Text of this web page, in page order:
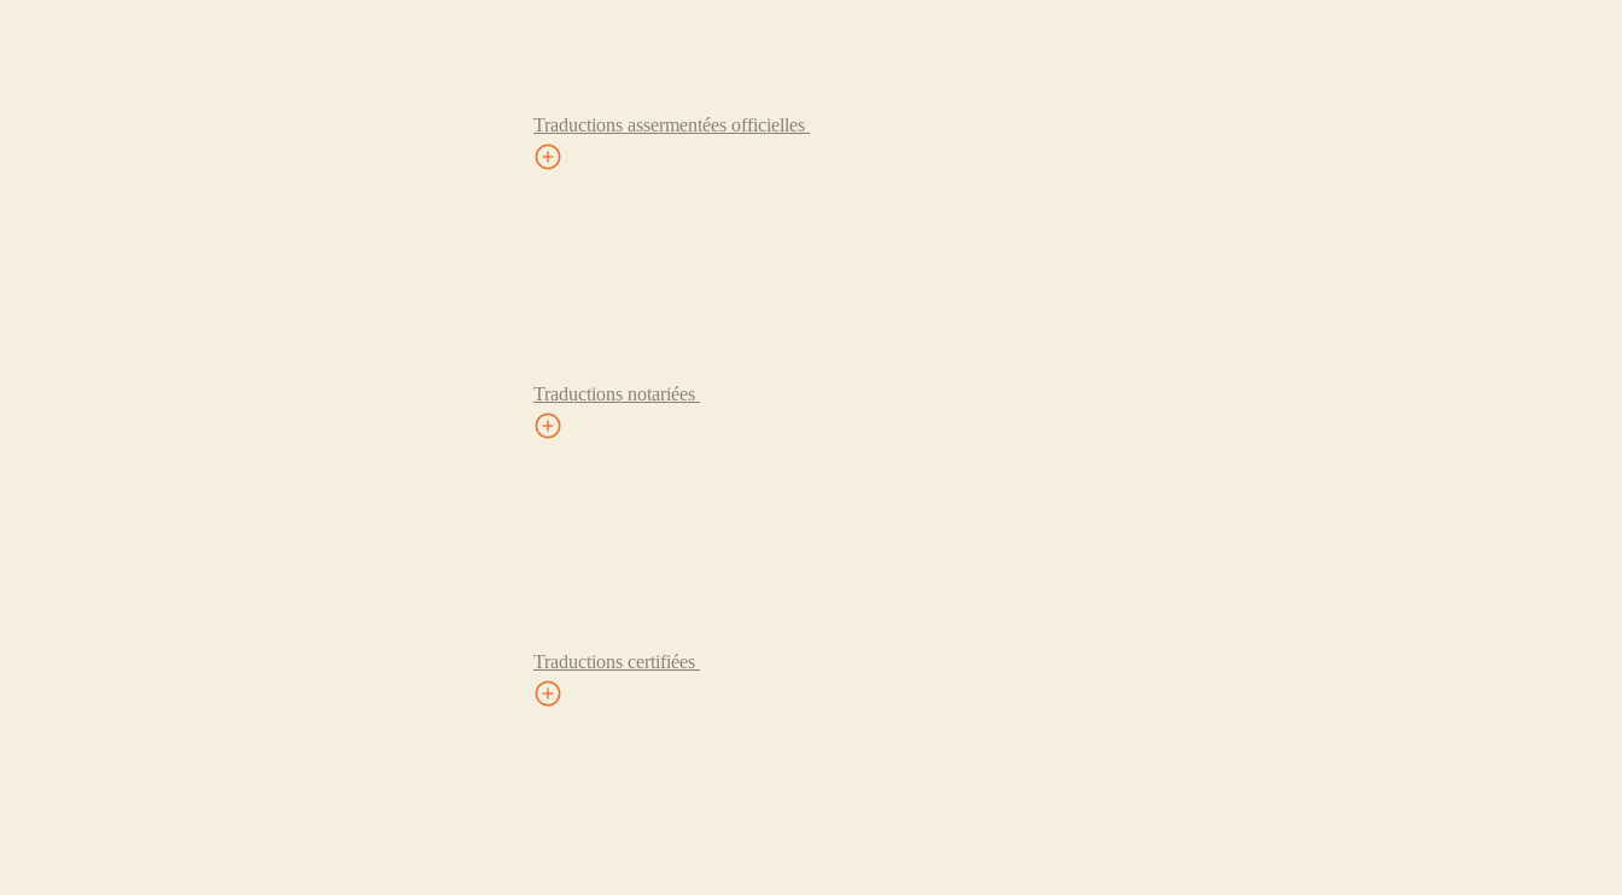
Traductions assermentées officielles
Traductions notariées
Traductions certifiées